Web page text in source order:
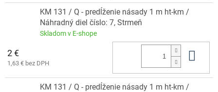
KM 131 / Q - predĺženie násady 1 m ht-km /
Náhradný diel číslo: 7, Strmeň
Skladom v E-shope
2 €
1,63 € bez DPH
KM 131 / Q - predĺženie násady 1 m ht-km /